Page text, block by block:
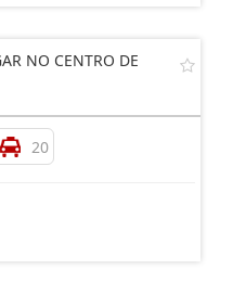
NO CENTRO DE
20